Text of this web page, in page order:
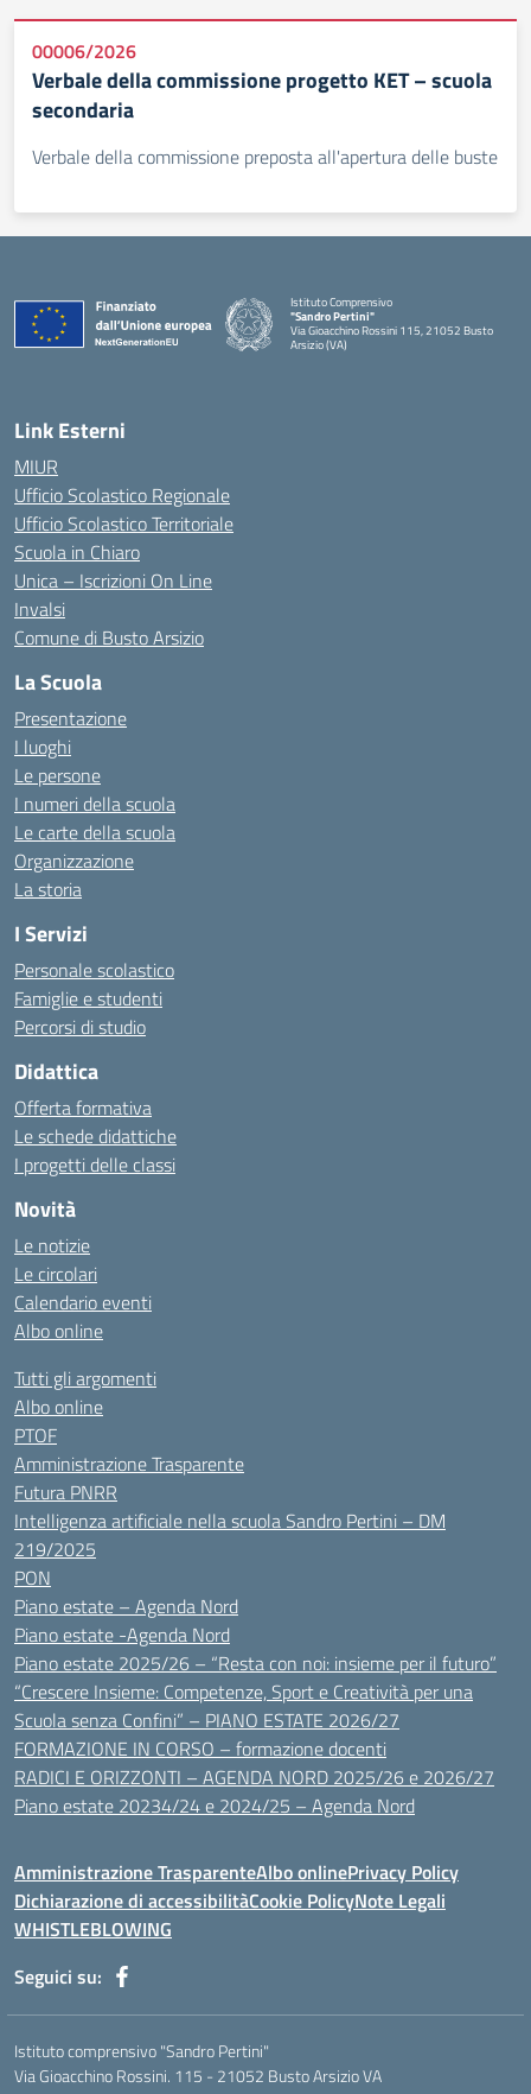
00006/2026
Verbale della commissione progetto KET – scuola
secondaria
Verbale della commissione preposta all'apertura delle buste
Istituto Comprensivo
"Sandro Pertini"
Via Gioacchino Rossini 115, 21052 Busto
Arsizio (VA)
Link Esterni
MIUR
Ufficio Scolastico Regionale
Ufficio Scolastico Territoriale
Scuola in Chiaro
Unica – Iscrizioni On Line
Invalsi
Comune di Busto Arsizio
La Scuola
Presentazione
I luoghi
Le persone
I numeri della scuola
Le carte della scuola
Organizzazione
La storia
I Servizi
Personale scolastico
Famiglie e studenti
Percorsi di studio
Didattica
Offerta formativa
Le schede didattiche
I progetti delle classi
Novità
Le notizie
Le circolari
Calendario eventi
Albo online
Tutti gli argomenti
Albo online
PTOF
Amministrazione Trasparente
Futura PNRR
Intelligenza artificiale nella scuola Sandro Pertini – DM
219/2025
PON
Piano estate – Agenda Nord
Piano estate -Agenda Nord
Piano estate 2025/26 – “Resta con noi: insieme per il futuro”
“Crescere Insieme: Competenze, Sport e Creatività per una
Scuola senza Confini” – PIANO ESTATE 2026/27
FORMAZIONE IN CORSO – formazione docenti
RADICI E ORIZZONTI – AGENDA NORD 2025/26 e 2026/27
Piano estate 20234/24 e 2024/25 – Agenda Nord
Amministrazione TrasparenteAlbo onlinePrivacy Policy
Dichiarazione di accessibilitàCookie PolicyNote Legali
WHISTLEBLOWING
Seguici su:
Istituto comprensivo "Sandro Pertini"
Via Gioacchino Rossini. 115 - 21052 Busto Arsizio VA